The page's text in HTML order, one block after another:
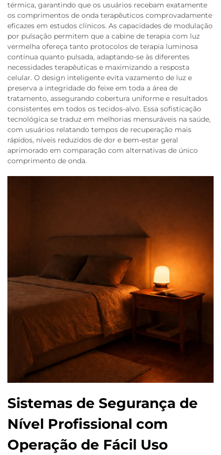
térmica, garantindo que os usuários recebam exatamente
os comprimentos de onda terapêuticos comprovadamente
eficazes em estudos clínicos. As capacidades de modulação
por pulsação permitem que a cabine de terapia com luz
vermelha ofereça tanto protocolos de terapia luminosa
contínua quanto pulsada, adaptando-se às diferentes
necessidades terapêuticas e maximizando a resposta
celular. O design inteligente evita vazamento de luz e
preserva a integridade do feixe em toda a área de
tratamento, assegurando cobertura uniforme e resultados
consistentes em todos os tecidos-alvo. Essa sofisticação
tecnológica se traduz em melhorias mensuráveis na saúde,
com usuários relatando tempos de recuperação mais
rápidos, níveis reduzidos de dor e bem-estar geral
aprimorado em comparação com alternativas de único
comprimento de onda.
Sistemas de Segurança de
Nível Profissional com
Operação de Fácil Uso